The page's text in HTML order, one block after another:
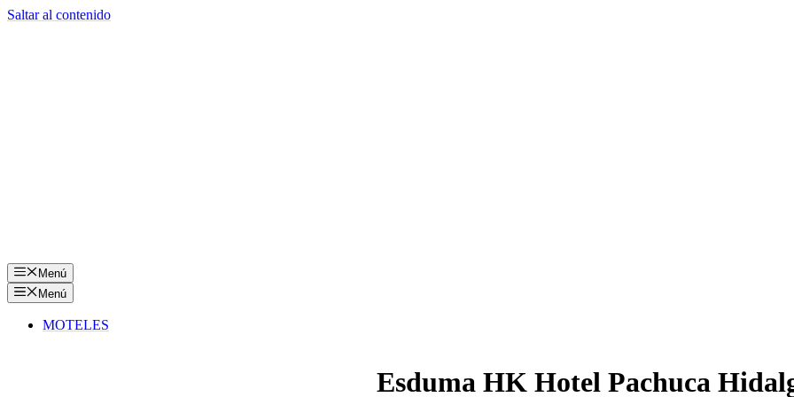
Saltar al contenido
Menú
Menú
MOTELES
Esduma HK Hotel Pachuca